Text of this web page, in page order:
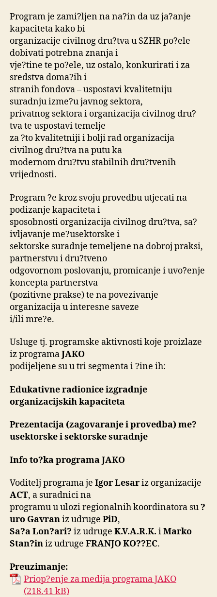
Program je zami?ljen na na?in da uz ja?anje
kapaciteta kako bi
organizacije civilnog dru?tva u SZHR po?ele
dobivati potrebna znanja i
vje?tine te po?ele, uz ostalo, konkurirati i za
sredstva doma?ih i
stranih fondova – uspostavi kvalitetniju
suradnju izme?u javnog sektora,
privatnog sektora i organizacija civilnog dru?
tva te uspostavi temelje
za ?to kvalitetniji i bolji rad organizacija
civilnog dru?tva na putu ka
modernom dru?tvu stabilnih dru?tvenih
vrijednosti.
Program ?e kroz svoju provedbu utjecati na
podizanje kapaciteta i
sposobnosti organizacija civilnog dru?tva, sa?
ivljavanje me?usektorske i
sektorske suradnje temeljene na dobroj praksi,
partnerstvu i dru?tveno
odgovornom poslovanju, promicanje i uvo?enje
koncepta partnerstva
(pozitivne prakse) te na povezivanje
organizacija u interesne saveze
i/ili mre?e.
Usluge tj. programske aktivnosti koje proizlaze
iz programaJAKO
podijeljene su u tri segmenta i ?ine ih:
Edukativne radionice izgradnje
organizacijskih kapaciteta
Prezentacija (zagovaranje i provedba) me?
usektorske i sektorske suradnje
Info to?ka programa JAKO
Voditelj programa je Igor Lesariz organizacije
ACT, a suradnici na
programu u ulozi regionalnih koordinatora su?
uro Gavraniz udruge PiD,
Sa?a Lon?ari? iz udruge K.V.A.R.K. iMarko
Stan?iniz udruge FRANJO KO??EC.
Preuzimanje:
Priop?enje za medija programa JAKO